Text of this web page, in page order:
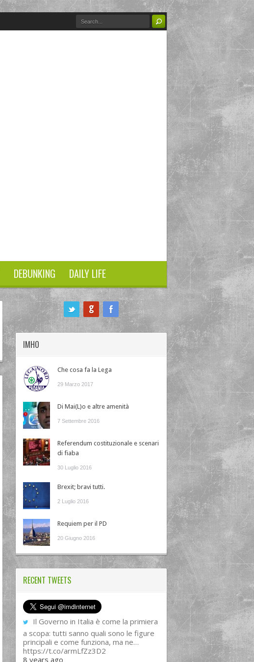
DEBUNKING DAILY LIFE
IMHO
Che cosa fa la Lega
29 Marzo 2017
Di Mai(L)o e altre amenità
7 Settembre 2016
Referendum costituzionale e scenari
di fiaba
30 Luglio 2016
Brexit; bravi tutti.
2 Luglio 2016
Requiem per il PD
20 Giugno 2016
RECENT TWEETS
Il Governo in Italia è come la primiera
a scopa: tutti sanno quali sono le figure
principali e come funziona, ma ne…
https://t.co/armLfZz3D2
8 years ago